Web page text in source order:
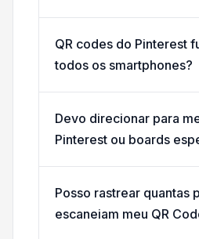
QR codes do Pinterest
todos os smartphones?
Devo direcionar para
Pinterest ou boards
Posso rastrear quantas
escaneiam meu QR